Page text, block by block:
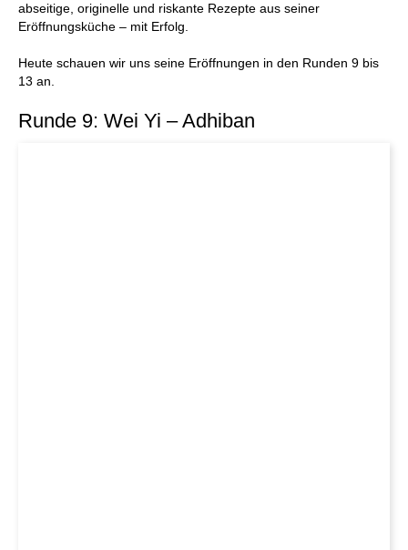
abseitige, originelle und riskante Rezepte aus seiner
Eröffnungsküche – mit Erfolg.
Heute schauen wir uns seine Eröffnungen in den Runden 9 bis
13 an.
Runde 9: Wei Yi – Adhiban